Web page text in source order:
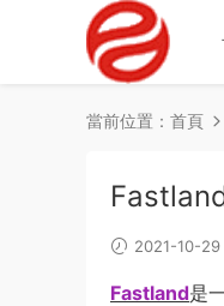
當前位置： 首頁
2021-10-29
Fastland是